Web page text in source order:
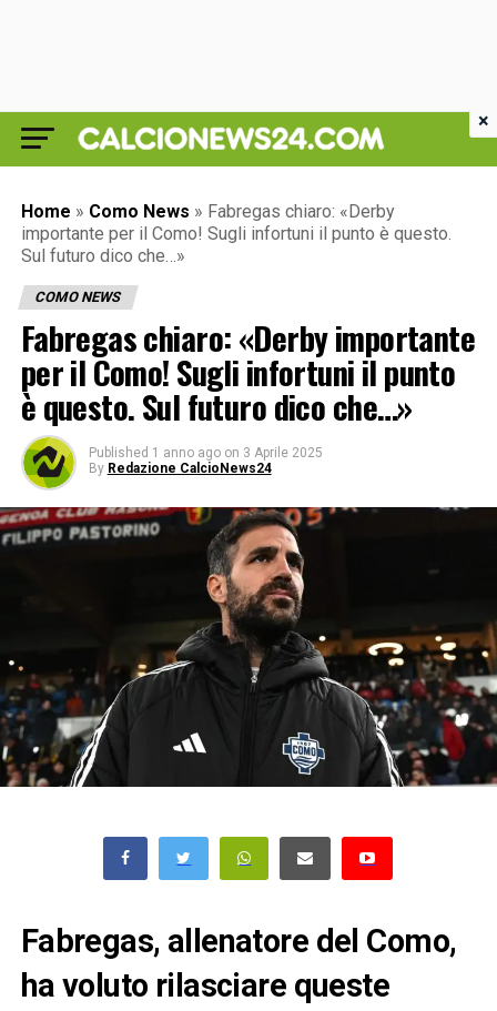
Home » Como News » Fabregas chiaro: «Derby
importante per il Como! Sugli infortuni il punto è questo.
Sul futuro dico che…»
COMO NEWS
Fabregas chiaro: «Derby importante
per il Como! Sugli infortuni il punto
è questo. Sul futuro dico che…»
Published 1 anno ago on 3 Aprile 2025
By Redazione CalcioNews24
Fabregas, allenatore del Como,
ha voluto rilasciare queste
×